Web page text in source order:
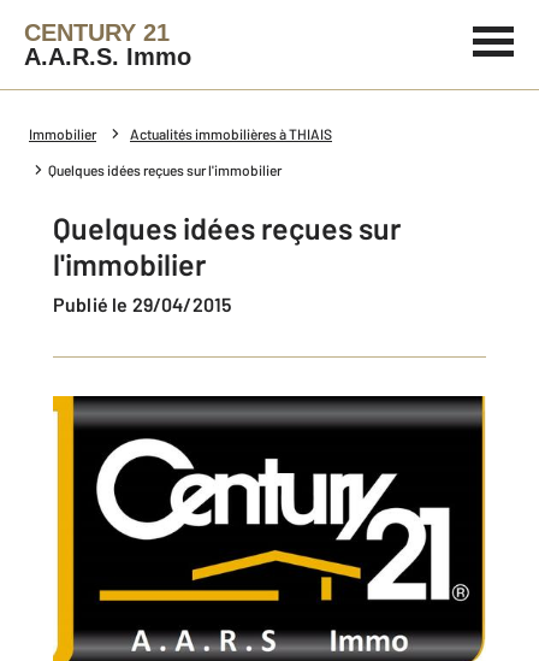
CENTURY 21
A.A.R.S. Immo
Immobilier Actualités immobilières à THIAIS
Quelques idées reçues sur l'immobilier
Quelques idées reçues sur
l'immobilier
Publié le 29/04/2015